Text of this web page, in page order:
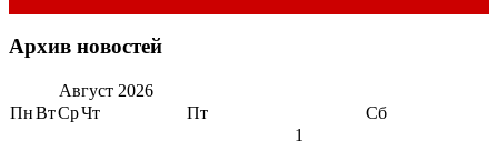
Архив новостей
Август 2026
ПнВтСрЧт Пт Сб
1